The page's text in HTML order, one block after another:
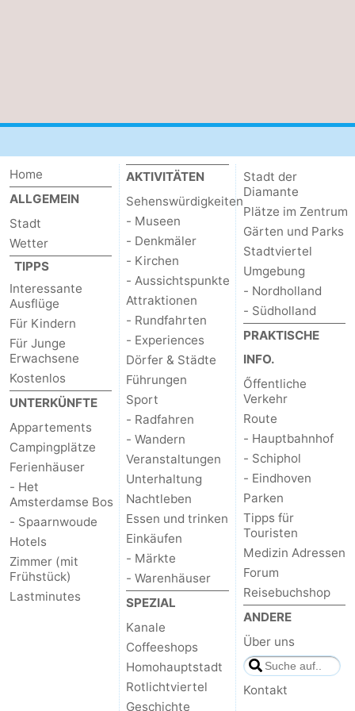
Home
ALLGEMEIN
Stadt
Wetter
TIPPS
Interessante
Ausflüge
Für Kindern
Für Junge
Erwachsene
Kostenlos
UNTERKÜNFTE
Appartements
Campingplätze
Ferienhäuser
- Het
Amsterdamse Bos
- Spaarnwoude
Hotels
Zimmer (mit
Frühstück)
Lastminutes
AKTIVITÄTEN
Sehenswürdigkeiten
- Museen
- Denkmäler
- Kirchen
- Aussichtspunkte
Attraktionen
- Rundfahrten
- Experiences
Dörfer & Städte
Führungen
Sport
- Radfahren
- Wandern
Veranstaltungen
Unterhaltung
Nachtleben
Essen und trinken
Einkäufen
- Märkte
- Warenhäuser
SPEZIAL
Kanale
Coffeeshops
Homohauptstadt
Rotlichtviertel
Geschichte
Stadt der
Diamante
Plätze im Zentrum
Gärten und Parks
Stadtviertel
Umgebung
- Nordholland
- Südholland
PRAKTISCHE
INFO.
Őffentliche
Verkehr
Route
- Hauptbahnhof
- Schiphol
- Eindhoven
Parken
Tipps für
Touristen
Medizin Adressen
Forum
Reisebuchshop
ANDERE
Über uns
Kontakt